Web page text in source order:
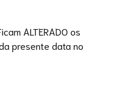
ALTERADO os
presente data no